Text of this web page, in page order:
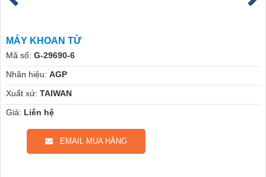
MÁY KHOAN TỪ
Mã số: G-29690-6
Nhãn hiệu: AGP
Xuất xứ: TAIWAN
Giá: Liên hệ
EMAIL MUA HÀNG